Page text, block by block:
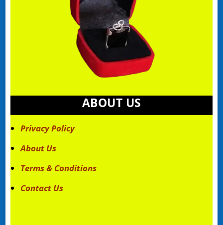
ABOUT US
Privacy Policy
About Us
Terms & Conditions
Contact Us